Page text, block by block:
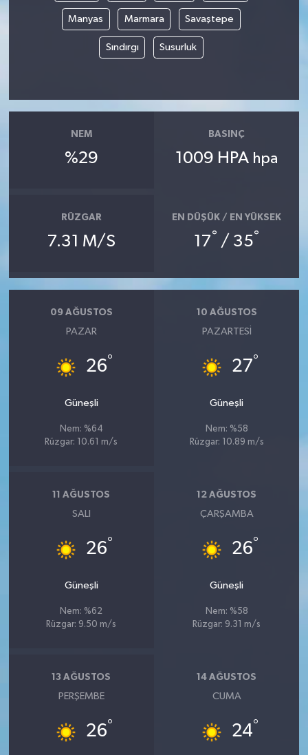
Manyas Marmara Savaştepe
Sındırgı Susurluk
NEM
%29
BASINÇ
1009 HPA hpa
RÜZGAR
7.31 M/S
EN DÜŞÜK / EN YÜKSEK
17° / 35°
09 AĞUSTOS
PAZAR
26°
Güneşli
Nem: %64
Rüzgar: 10.61 m/s
10 AĞUSTOS
PAZARTESI
27°
Güneşli
Nem: %58
Rüzgar: 10.89 m/s
11 AĞUSTOS
SALI
26°
Güneşli
Nem: %62
Rüzgar: 9.50 m/s
12 AĞUSTOS
ÇARŞAMBA
26°
Güneşli
Nem: %58
Rüzgar: 9.31 m/s
13 AĞUSTOS
PERŞEMBE
26°
14 AĞUSTOS
CUMA
24°